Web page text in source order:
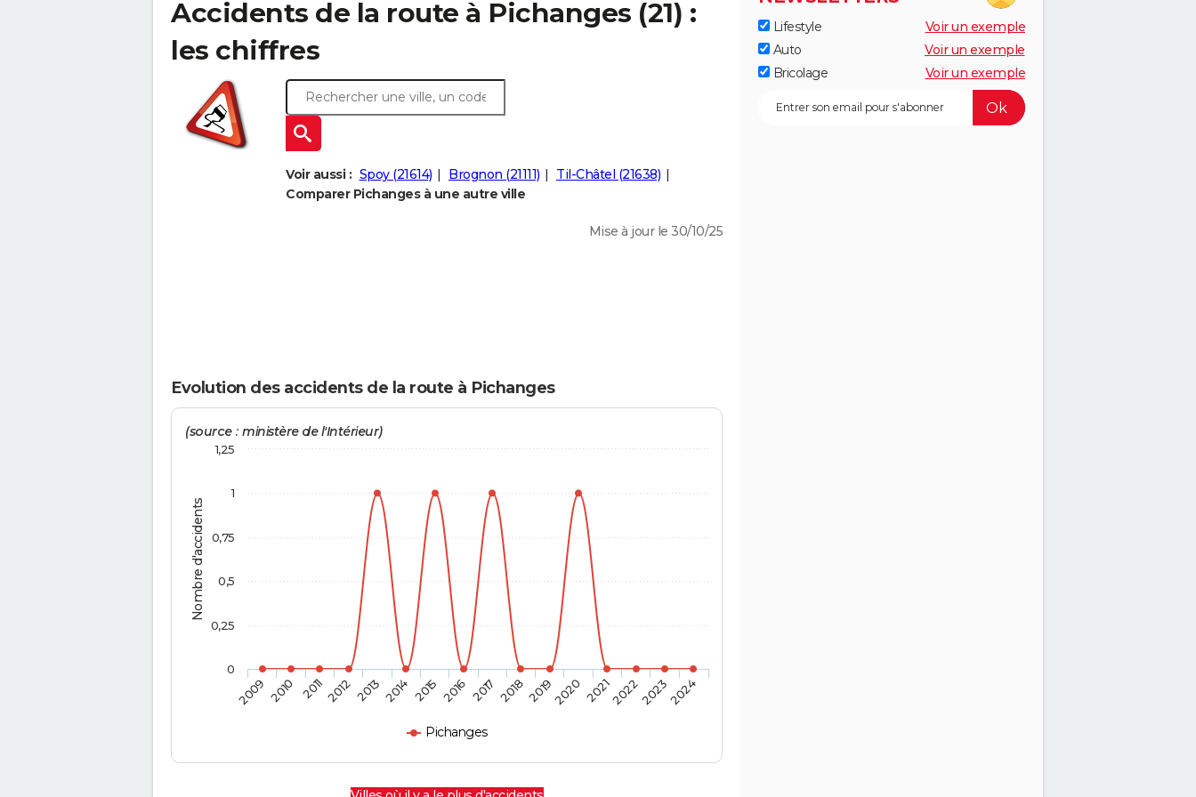
Accidents de la route à Pichanges (21) :
les chiffres
Voir aussi : Spoy (21614) Brognon (21111)
Til-Châtel (21638)
Comparer Pichanges à une autre ville
Mise à jour le 30/10/25
Evolution des accidents de la route à Pichanges
Nombre d'accidents
(source : ministère de l'Intérieur)
Pichanges
2009 2010 20112012 2013 2014 2015 2016 2017 201820192020 2021202220232024
0
0,25
0,5
0,75
1
1,25
Lifestyle
Voir un exemple
Auto
Voir un exemple
Bricolage
Voir un exemple